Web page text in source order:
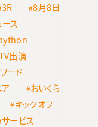
3R
8月8日
ス
出演
ード
おいくら
キックオフ
サービス